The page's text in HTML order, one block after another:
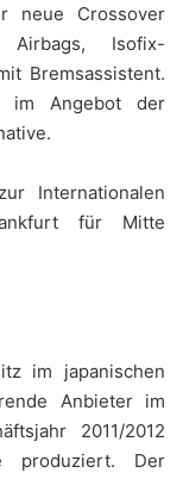
neue Crossover
Isofix-
Bremsassistent.
im Angebot der
Internationalen
für Mitte
im japanischen
Anbieter im
2011/2012
produziert. Der